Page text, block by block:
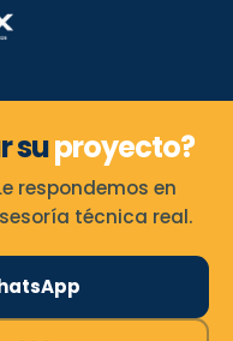
suproyecto?
respondemos en
técnica real.